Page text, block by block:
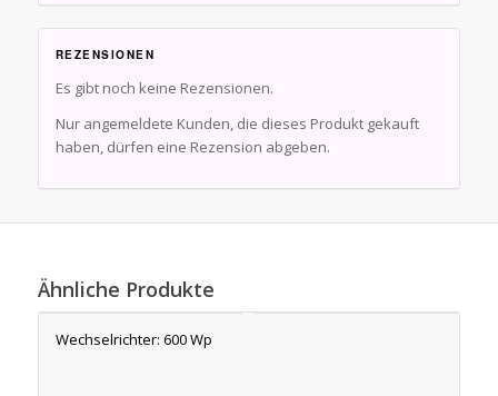
REZENSIONEN
Es gibt noch keine Rezensionen.
Nur angemeldete Kunden, die dieses Produkt gekauft
haben, dürfen eine Rezension abgeben.
Ähnliche Produkte
Wechselrichter: 600 Wp